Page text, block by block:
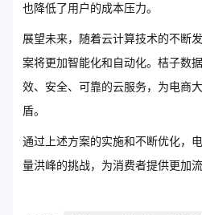
也降低了用户的成本压力。
展望未来，随着云计算技术的不断
案将更加智能化和自动化。桔子数
效、安全、可靠的云服务，为电商
盾。
通过上述方案的实施和不断优化，
量洪峰的挑战，为消费者提供更加